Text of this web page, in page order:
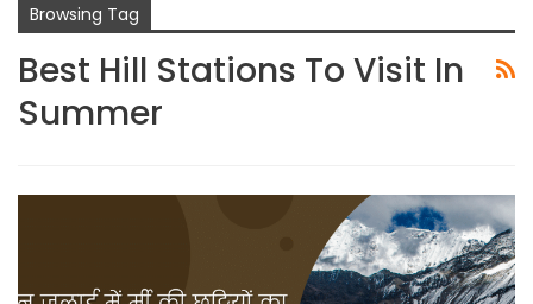
Browsing Tag
Best Hill Stations To Visit In
Summer